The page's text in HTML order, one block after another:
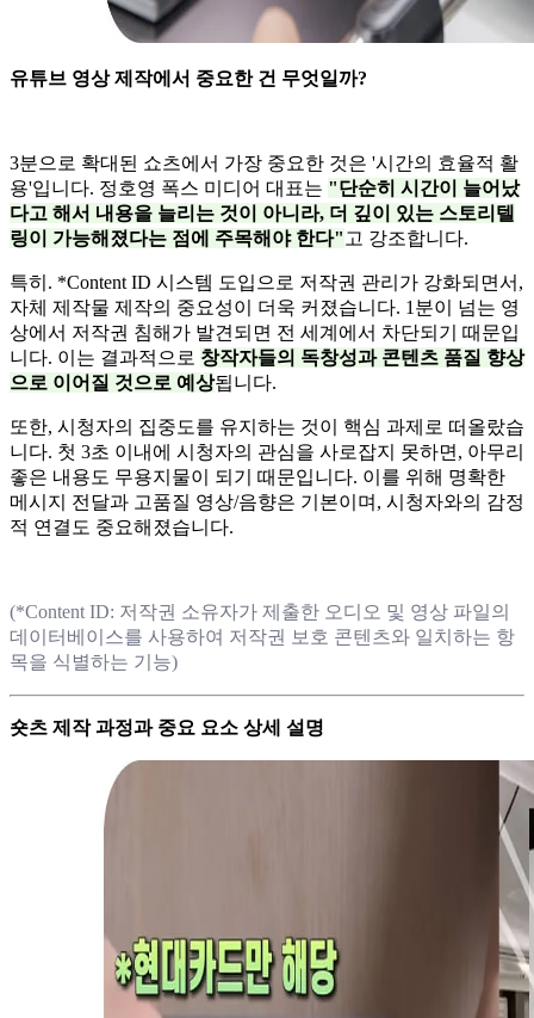
유튜브 영상 제작에서 중요한 건 무엇일까?
3분으로 확대된 쇼츠에서 가장 중요한 것은 '시간의 효율적 활
용'입니다. 정호영 폭스 미디어 대표는 "단순히 시간이 늘어났
다고 해서 내용을 늘리는 것이 아니라, 더 깊이 있는 스토리텔
링이 가능해졌다는 점에 주목해야 한다" 고 강조합니다.
특히. *Content ID 시스템 도입으로 저작권 관리가 강화되면서,
자체 제작물 제작의 중요성이 더욱 커졌습니다. 1분이 넘는 영
상에서 저작권 침해가 발견되면 전 세계에서 차단되기 때문입
니다. 이는 결과적으로 창작자들의 독창성과 콘텐츠 품질 향상
으로 이어질 것으로 예상됩니다.
또한, 시청자의 집중도를 유지하는 것이 핵심 과제로 떠올랐습
니다. 첫 3초 이내에 시청자의 관심을 사로잡지 못하면, 아무리
좋은 내용도 무용지물이 되기 때문입니다. 이를 위해 명확한
메시지 전달과 고품질 영상/음향은 기본이며, 시청자와의 감정
적 연결도 중요해졌습니다.
(*Content ID: 저작권 소유자가 제출한 오디오 및 영상 파일의
데이터베이스를 사용하여 저작권 보호 콘텐츠와 일치하는 항
목을 식별하는 기능)
숏츠 제작 과정과 중요 요소 상세 설명